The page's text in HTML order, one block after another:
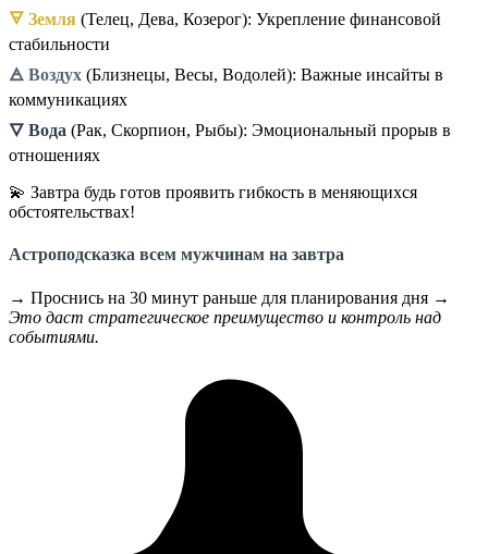
🜃 Земля (Телец, Дева, Козерог): Укрепление финансовой
стабильности
🜁 Воздух (Близнецы, Весы, Водолей): Важные инсайты в
коммуникациях
🜄 Вода (Рак, Скорпион, Рыбы): Эмоциональный прорыв в
отношениях
💫 Завтра будь готов проявить гибкость в меняющихся
обстоятельствах!
Астроподсказка всем мужчинам на завтра
→ Проснись на 30 минут раньше для планирования дня →
Это даст стратегическое преимущество и контроль над
событиями.